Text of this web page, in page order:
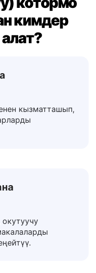
Кыргызча
котормо
кимдер
кызматташып,